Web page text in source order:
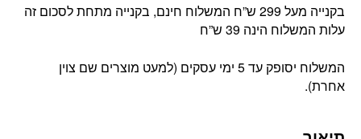
בקנייה מעל 299 ש”ח המשלוח חינם, בקנייה מתחת לסכום זה
עלות המשלוח הינה 39 ש”ח
המשלוח יסופק עד 5 ימי עסקים (למעט מוצרים שם צוין
אחרת).